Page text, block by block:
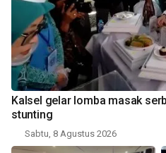
Kalsel gelar lomba masak
stunting
Sabtu, 8 Agustus 2026